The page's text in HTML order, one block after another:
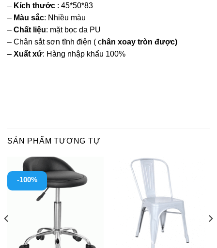
– Kích thước : 45*50*83
– Màu sắc: Nhiều màu
– Chất liệu: mặt bọc da PU
– Chân sắt sơn tĩnh điện ( chân xoay tròn được)
– Xuất xứ: Hàng nhập khẩu 100%
SẢN PHẨM TƯƠNG TỰ
-100%